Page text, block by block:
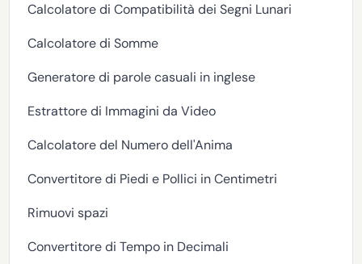
Calcolatore di Compatibilità dei Segni Lunari
Calcolatore di Somme
Generatore di parole casuali in inglese
Estrattore di Immagini da Video
Calcolatore del Numero dell'Anima
Convertitore di Piedi e Pollici in Centimetri
Rimuovi spazi
Convertitore di Tempo in Decimali